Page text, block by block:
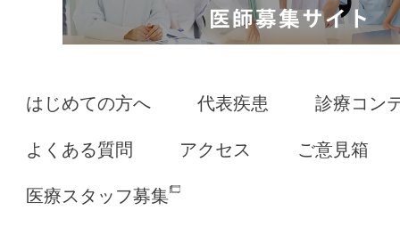
はじめての方へ 代表疾患 診療コン
よくある質問 アクセス ご意見箱
医療スタッフ募集